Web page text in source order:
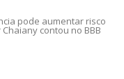
pode aumentar risco
contou no BBB